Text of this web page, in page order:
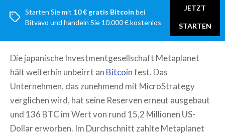
Starten Sie mit 10 € gratis Bitcoin bei
Bitvavo und handeln Sie 10.000 € kostenlos
JETZT
STARTEN
Die japanische Investmentgesellschaft Metaplanet
hält weiterhin unbeirrt an Bitcoinfest. Das
Unternehmen, das zunehmend mit MicroStrategy
verglichen wird, hat seine Reserven erneut ausgebaut
und 136 BTC im Wert von rund 15,2 Millionen US-
Dollar erworben. Im Durchschnitt zahlte Metaplanet